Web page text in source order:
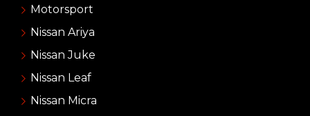
Motorsport
Nissan Ariya
Nissan Juke
Nissan Leaf
Nissan Micra